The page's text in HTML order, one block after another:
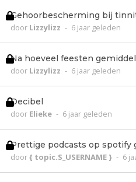
Gehoorbescherming bij
door Lizzylizz - 6 jaar geleden
Na hoeveel feesten
door Lizzylizz - 6 jaar geleden
Decibel
door Elieke - 6 jaar geleden
Prettige podcasts op spotify
door{ topic.S_USERNAME } - 6